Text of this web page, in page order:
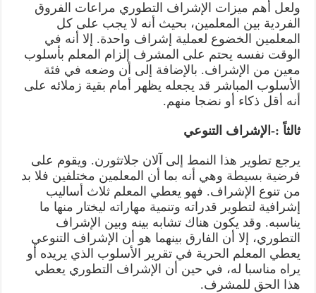
ولعل أهم ميزات الإشراف التطوري مراعات الفروق
الفردية بين المعلمين، بحيث أنه لا يجب على كل
المعلمين الخضوع لعملية إشراف واحدة. إلا أنه في
الوقت نفسه يحتم على المشرف إلزام المعلم بأسلوب
معين من الإشراف. بالإضافة إلى أن وضعه في فئة
الأسلوب المباشر قد يجعله يظهر أمام بقية زملائه على
أنه أقل ذكاء أو نضجا منهم.
ثالثاً :-الإشراف التنوعي
يرجع تطوير هذا النمط إلى آلان جلاتثورن. ويقوم على
فرضية بسيطة وهي أنه بما أن المعلمين مختلفين فلا بد
من تنوع الإشراف. فهو يعطي المعلم ثلاث أساليب
إشرافية لتطوير قدراته وتنمية مهاراته ليختار منها ما
يناسبه. وقد يكون هناك تشابه بينه وبين الإشراف
التطوري، إلا أن الفارق بينهما هو أن الإشراف التنوعي
يعطي المعلم الحرية في تقرير الأسلوب الذي يريده أو
يراه مناسبا له، في حين أن الإشراف التطوري يعطي
هذا الحق للمشرف.